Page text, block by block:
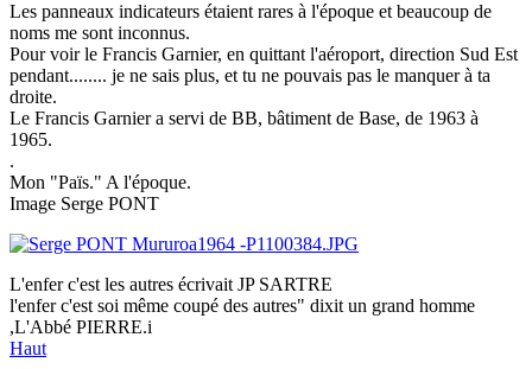
Les panneaux indicateurs étaient rares à l'époque et beaucoup de
noms me sont inconnus.
Pour voir le Francis Garnier, en quittant l'aéroport, direction Sud Est
pendant........ je ne sais plus, et tu ne pouvais pas le manquer à ta
droite.
Le Francis Garnier a servi de BB, bâtiment de Base, de 1963 à
1965.
.
Mon "Païs." A l'époque.
Image Serge PONT
L'enfer c'est les autres écrivait JP SARTRE
l'enfer c'est soi même coupé des autres" dixit un grand homme
,L'Abbé PIERRE.i
Haut